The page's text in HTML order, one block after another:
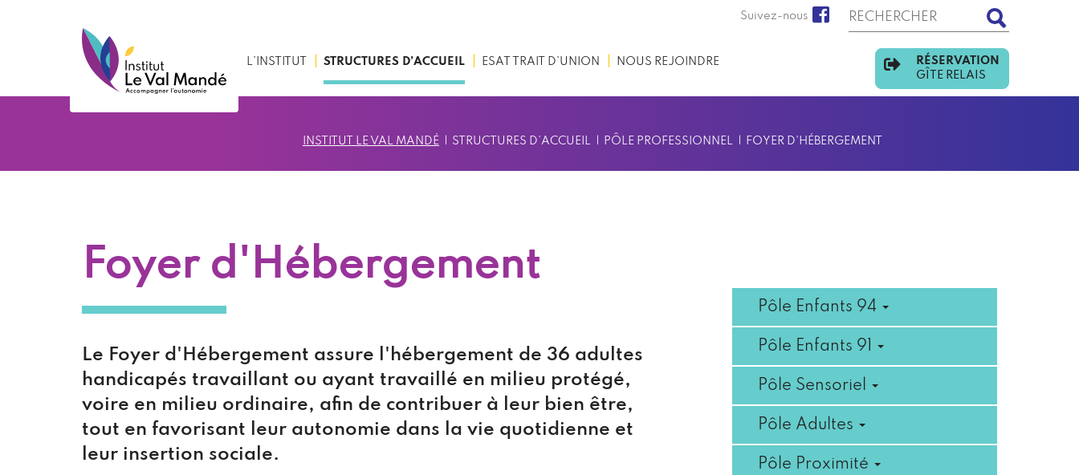
L’INSTITUT STRUCTURES D’ACCUEIL ESAT TRAIT D’UNION NOUS REJOINDRE
RÉSERVATION
GÎTE RELAIS
Suivez-nous
INSTITUT LE VAL MANDÉ STRUCTURES D’ACCUEIL PÔLE PROFESSIONNEL FOYER D'HÉBERGEMENT
Foyer d'Hébergement
Le Foyer d'Hébergement assure l'hébergement de 36 adultes
handicapés travaillant ou ayant travaillé en milieu protégé,
voire en milieu ordinaire, afin de contribuer à leur bien être,
tout en favorisant leur autonomie dans la vie quotidienne et
leur insertion sociale.
Menu
principal
Pôle Enfants 94
Pôle Enfants 91
Pôle Sensoriel
Pôle Adultes
Pôle Proximité